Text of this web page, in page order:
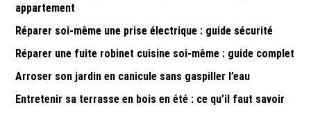
appartement
Réparer soi-même une prise électrique : guide sécurité
Réparer une fuite robinet cuisine soi-même : guide complet
Arroser son jardin en canicule sans gaspiller l’eau
Entretenir sa terrasse en bois en été : ce qu’il faut savoir